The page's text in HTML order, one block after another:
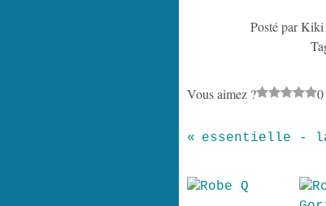
Posté par
Vous aimez ? 0
essentielle - la